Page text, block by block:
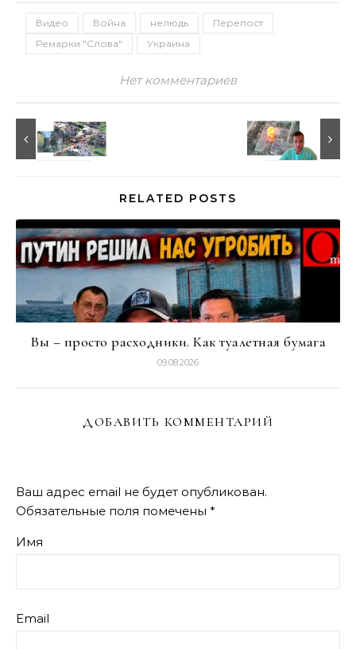
Видео Война нелюдь
Перепост
Ремарки "Слова"
Украина
Нет комментариев
RELATED POSTS
Вы – просто расходники. Как туалетная бумага
09.08.2026
ДОБАВИТЬ КОММЕНТАРИЙ
Ваш адрес email не будет опубликован.
Обязательные поля помечены *
Имя
Email